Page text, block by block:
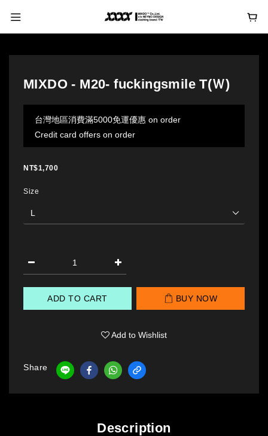
MIXDO - M20- fuckingsmile T(Ｗ)
台灣地區消費滿5000免運優惠 on order
Credit card offers on order
NT$1,700
Size
ADD TO CART BUY NOW
Add to Wishlist
Share
Description